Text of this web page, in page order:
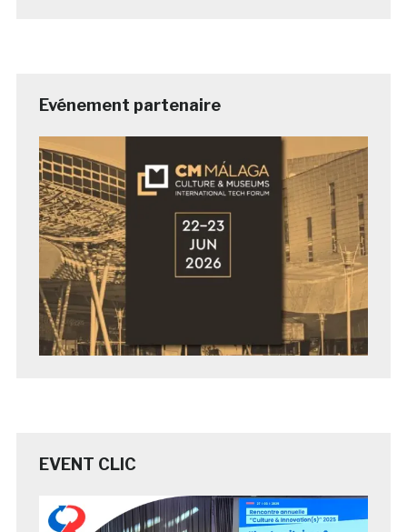
Evénement partenaire
EVENT CLIC